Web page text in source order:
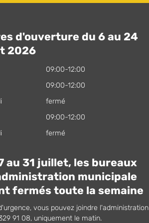
d'ouverture du 6 au 24
2026
09:00-12:00
09:00-12:00
fermé
09:00-12:00
fermé
au 31 juillet, les bureaux
municipale
fermés toute la semaine
vous pouvez joindre l'administration
91 08, uniquement le matin.